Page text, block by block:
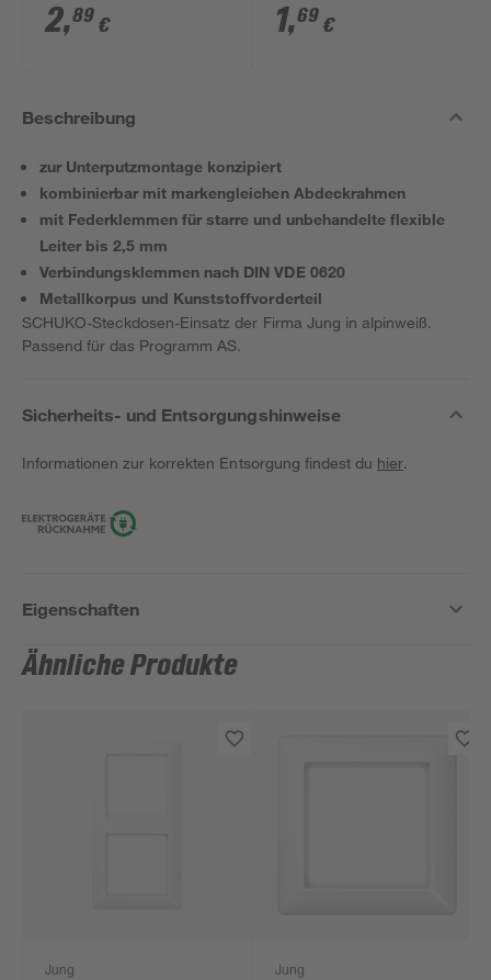
2,89 € 1,69 €
Beschreibung
zur Unterputzmontage konzipiert
kombinierbar mit markengleichen Abdeckrahmen
mit Federklemmen für starre und unbehandelte flexible
Leiter bis 2,5 mm
Verbindungsklemmen nach DIN VDE 0620
Metallkorpus und Kunststoffvorderteil
SCHUKO-Steckdosen-Einsatz der Firma Jung in alpinweiß.
Passend für das Programm AS.
Sicherheits- und Entsorgungshinweise
Informationen zur korrekten Entsorgung findest du hier.
Eigenschaften
Ähnliche Produkte
Jung Jung